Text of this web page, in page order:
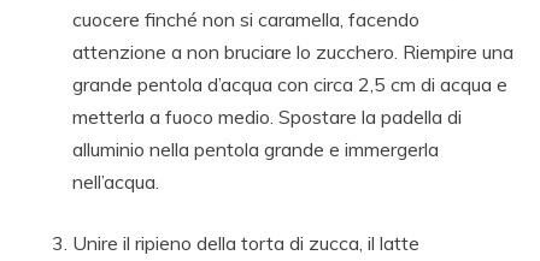
cuocere finché non si caramella, facendo
attenzione a non bruciare lo zucchero. Riempire una
grande pentola d’acqua con circa 2,5 cm di acqua e
metterla a fuoco medio. Spostare la padella di
alluminio nella pentola grande e immergerla
nell’acqua.
Unire il ripieno della torta di zucca, il latte